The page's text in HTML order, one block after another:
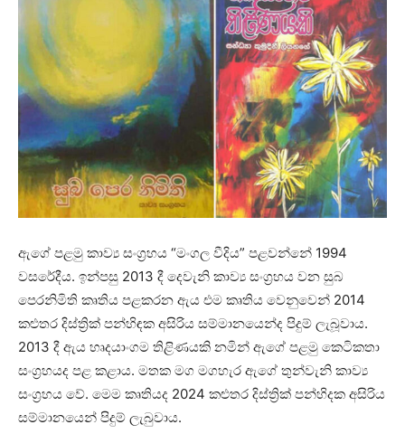
ඇගේ පළමු කාව්‍ය සංග්‍රහය “මංගල වීදිය” පළවන්නේ 1994
වසරේදීය. ඉන්පසු 2013 දී දෙවැනි කාව්‍ය සංග්‍රහය වන සුබ
පෙරනිමිති කෘතිය පළකරන ඇය එම කෘතිය වෙනුවෙන් 2014
කළුතර දිස්ත්‍රික් පන්හිඳක අසිරිය සම්මානයෙන්ද පිදුම් ලැබූවාය.
2013 දී ඇය හෘදයාංගම තිළිණයකි නමින් ඇගේ පළමු කෙටිකතා
සංග්‍රහයද පළ කළාය. මතක මග මගහැර ඇගේ තුන්වැනි කාව්‍ය
සංග්‍රහය වේ. මෙම කෘතියද 2024 කළුතර දිස්ත්‍රික් පන්හිදක අසිරිය
සම්මානයෙන් පිදුම් ලැබුවාය.